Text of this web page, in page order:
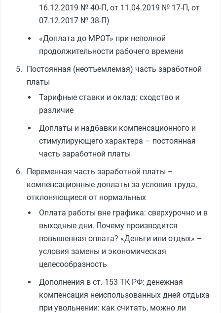
16.12.2019 № 40‑П, от 11.04.2019 № 17‑П, от
07.12.2017 № 38‑П)
«Доплата до МРОТ» при неполной
продолжительности рабочего времени
Постоянная (неотъемлемая) часть заработной
платы
Тарифные ставки и оклад: сходство и
различие
Доплаты и надбавки компенсационного и
стимулирующего характера – постоянная
часть заработной платы
Переменная часть заработной платы –
компенсационные доплаты за условия труда,
отклоняющиеся от нормальных
Оплата работы вне графика: сверхурочно и в
выходные дни. Почему производится
повышенная оплата? «Деньги или отдых» –
условия замены и экономическая
целесообразность
Дополнения в ст. 153 ТК РФ: денежная
компенсация неиспользованных дней отдыха
при увольнении: как считать, можно ли